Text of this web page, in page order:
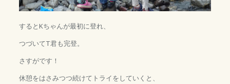
するとKちゃんが最初に登れ、
つづいてT君も完登。
さすがです！
休憩をはさみつつ続けてトライをしていくと、